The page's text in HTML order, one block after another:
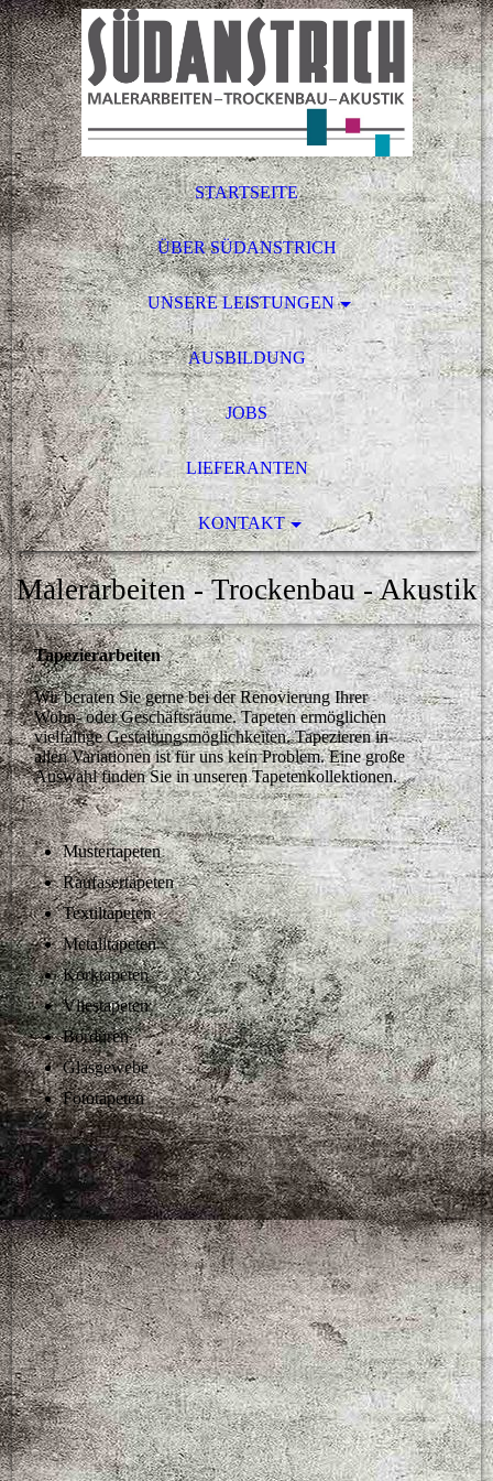
STARTSEITE
ÜBER SÜDANSTRICH
UNSERE LEISTUNGEN
AUSBILDUNG
JOBS
LIEFERANTEN
KONTAKT
Malerarbeiten - Trockenbau - Akustik
Tapezierarbeiten
Wir beraten Sie gerne bei der Renovierung Ihrer
Wohn- oder Geschäftsräume. Tapeten ermöglichen
vielfältige Gestaltungsmöglichkeiten. Tapezieren in
allen Variationen ist für uns kein Problem. Eine große
Auswahl finden Sie in unseren Tapetenkollektionen.
Mustertapeten
Raufasertapeten
Textiltapeten
Metalltapeten
Korktapeten
Vliestapeten
Bordüren
Glasgewebe
Fototapeten